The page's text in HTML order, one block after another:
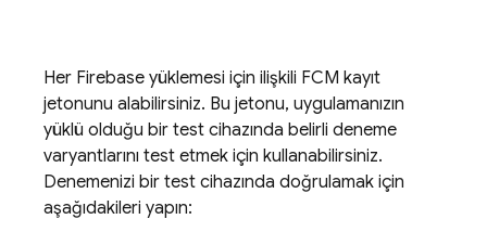
Her Firebase yüklemesi için ilişkili FCM kayıt
jetonunu alabilirsiniz. Bu jetonu, uygulamanızın
yüklü olduğu bir test cihazında belirli deneme
varyantlarını test etmek için kullanabilirsiniz.
Denemenizi bir test cihazında doğrulamak için
aşağıdakileri yapın: